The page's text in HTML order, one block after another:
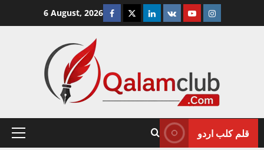
6 August, 2026 Facebook
TwitterLinkedin
VK YoutubeInstagram
Primary
قلم کلب اردو